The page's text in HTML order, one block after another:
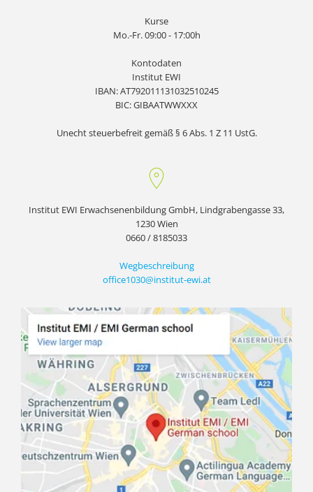
Kurse
Mo.-Fr. 09:00 - 17:00h
Kontodaten
Institut EWI
IBAN: AT792011131032510245
BIC: GIBAATWWXXX
Unecht steuerbefreit gemäß § 6 Abs. 1 Z 11 UstG.
Institut EWI Erwachsenenbildung GmbH, Lindgrabengasse 33,
1230 Wien
0660 / 8185033
Wegbeschreibung
office1030@institut-ewi.at